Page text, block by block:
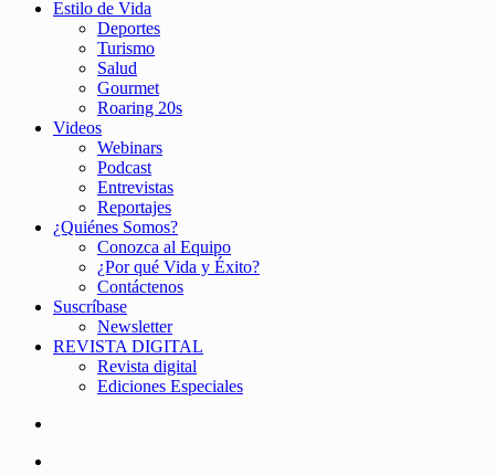
Estilo de Vida
Deportes
Turismo
Salud
Gourmet
Roaring 20s
Videos
Webinars
Podcast
Entrevistas
Reportajes
¿Quiénes Somos?
Conozca al Equipo
¿Por qué Vida y Éxito?
Contáctenos
Suscríbase
Newsletter
REVISTA DIGITAL
Revista digital
Ediciones Especiales